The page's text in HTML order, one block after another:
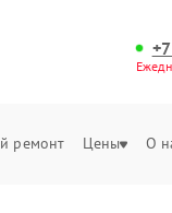
ремонт Цены О